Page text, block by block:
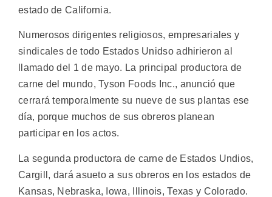
estado de California.
Numerosos dirigentes religiosos, empresariales y
sindicales de todo Estados Unidso adhirieron al
llamado del 1 de mayo. La principal productora de
carne del mundo, Tyson Foods Inc., anunció que
cerrará temporalmente su nueve de sus plantas ese
día, porque muchos de sus obreros planean
participar en los actos.
La segunda productora de carne de Estados Undios,
Cargill, dará asueto a sus obreros en los estados de
Kansas, Nebraska, Iowa, Illinois, Texas y Colorado.